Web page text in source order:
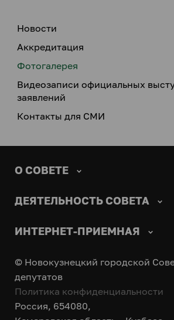
Новости
Аккредитация
Фотогалерея
Видеозаписи официальных
заявлений
Контакты для СМИ
О СОВЕТЕ
ДЕЯТЕЛЬНОСТЬ СОВЕТА
ИНТЕРНЕТ-ПРИЕМНАЯ
© Новокузнецкий городской
депутатов
Политика конфиденциальности
Россия, 654080,